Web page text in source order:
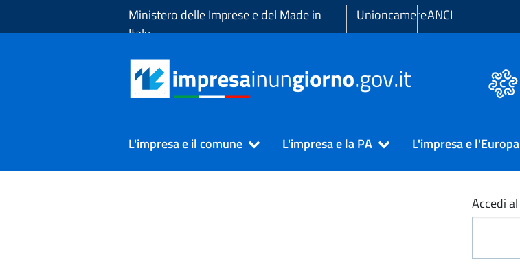
Ministero delle Imprese e del Made in
Italy
UnioncamereANCI
L'impresa e il comune L'impresa e la PA L'impresa e l'Europa
Accedi al